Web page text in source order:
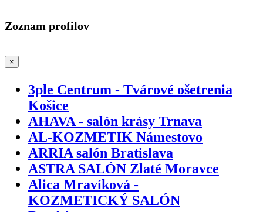
Zoznam profilov
×
3ple Centrum - Tvárové ošetrenia
Košice
AHAVA - salón krásy Trnava
AL-KOZMETIK Námestovo
ARRIA salón Bratislava
ASTRA SALÓN Zlaté Moravce
Alica Mravíková -
KOZMETICKÝ SALÓN